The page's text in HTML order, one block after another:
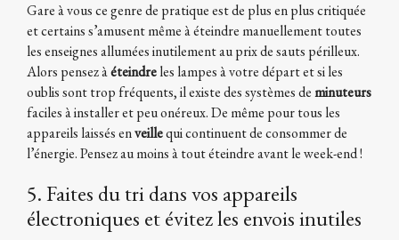
Gare à vous ce genre de pratique est de plus en plus critiquée
et certains s’amusent même à éteindre manuellement toutes
les enseignes allumées inutilement au prix de sauts périlleux.
Alors pensez àéteindreles lampes à votre départ et si les
oublis sont trop fréquents, il existe des systèmes deminuteurs
faciles à installer et peu onéreux. De même pour tous les
appareils laissés enveillequi continuent de consommer de
l’énergie. Pensez au moins à tout éteindre avant le week-end !
5. Faites du tri dans vos appareils
électroniques et évitez les envois inutiles